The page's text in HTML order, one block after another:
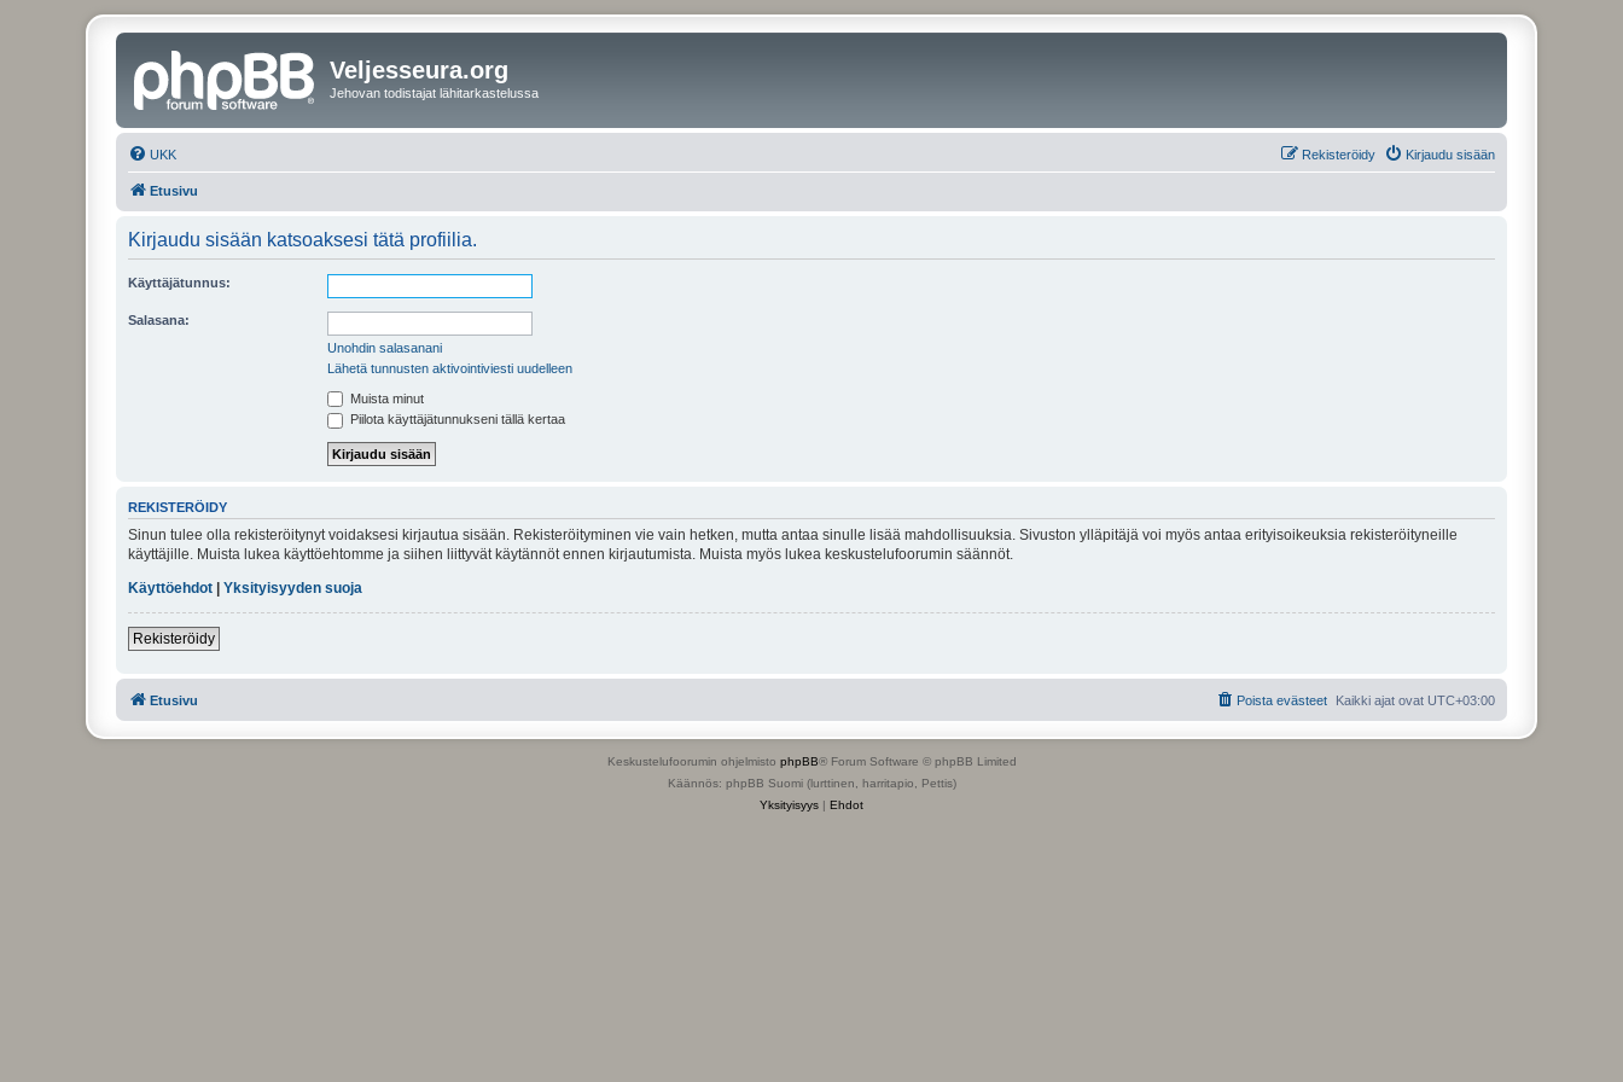
Veljesseura.org
Jehovan todistajat lähitarkastelussa
UKK Kirjaudu sisään
Rekisteröidy
Etusivu
Kirjaudu sisään katsoaksesi tätä profiilia.
Käyttäjätunnus:
Salasana:
Unohdin salasanani
Lähetä tunnusten aktivointiviesti uudelleen
Muista minut
Piilota käyttäjätunnukseni tällä kertaa
REKISTERÖIDY
Sinun tulee olla rekisteröitynyt voidaksesi kirjautua sisään. Rekisteröityminen vie vain hetken, mutta antaa sinulle lisää mahdollisuuksia. Sivuston ylläpitäjä voi myös antaa erityisoikeuksia rekisteröityneille
käyttäjille. Muista lukea käyttöehtomme ja siihen liittyvät käytännöt ennen kirjautumista. Muista myös lukea keskustelufoorumin säännöt.
Käyttöehdot
Yksityisyyden suoja
Rekisteröidy
Etusivu Kaikki ajat ovat UTC+03:00
Poista evästeet
Keskustelufoorumin ohjelmisto phpBB® Forum Software © phpBB Limited
Käännös: phpBB Suomi (lurttinen, harritapio, Pettis)
Yksityisyys | Ehdot